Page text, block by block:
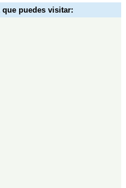
que puedes visitar: